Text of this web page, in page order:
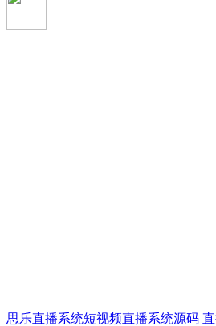
思乐直播系统短视频直播系统源码